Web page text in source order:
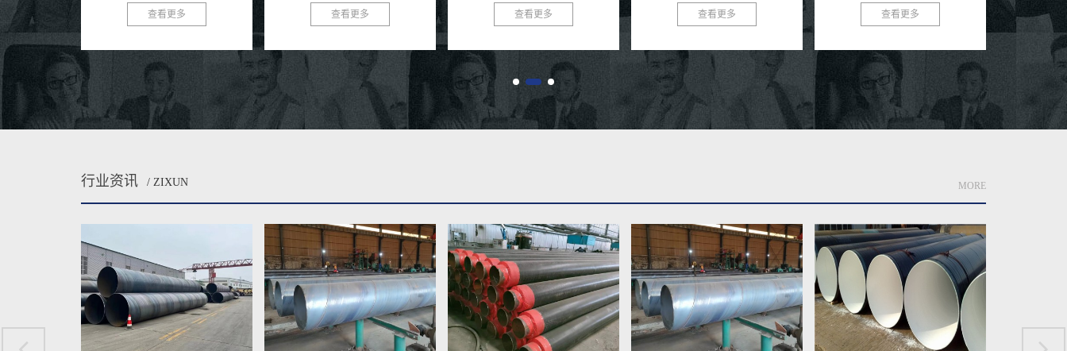
其独特的优
这背后离不开一个默默付出的守护者
——自来水输送用螺旋焊...
查看更多
安全。在众多排水管材中，Q235B螺
旋钢管以其独特的优势，...
查看更多
得到了广泛应用。这种钢管不仅具有
良好的保温性能，还具有优...
查看更多
的佼佼者，致力于为您提供高质量、
高性能的供暖保温钢管，...
查看更多
睐。作为专业的保温聚氨酯钢管厂
家，我们致力于为客户提供优...
查看更多
行业资讯 / ZIXUN MORE